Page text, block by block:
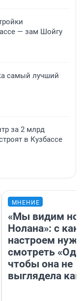
— зам Шойгу
самый лучший
за 2 млрд
в Кузбассе
МНЕНИЕ
«Мы видим
Нолана»: с
настроем
смотреть
чтобы она не
выглядела как